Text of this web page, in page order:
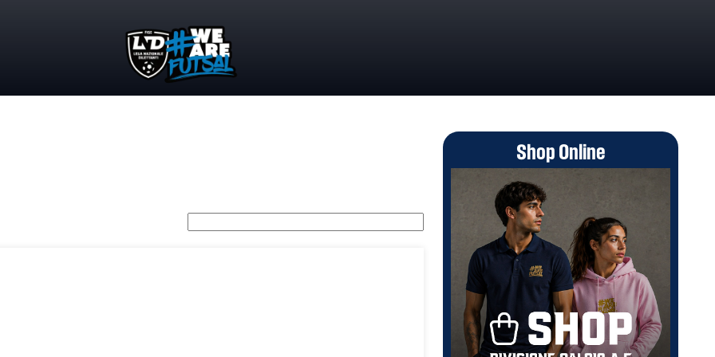
Shop Online